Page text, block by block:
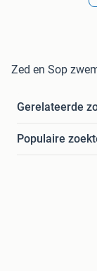
Zed en Sop
Gerelateerde
Populaire